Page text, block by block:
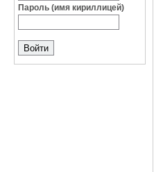
Пароль (имя кириллицей)